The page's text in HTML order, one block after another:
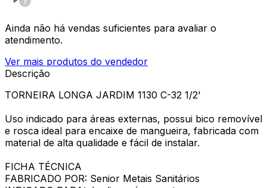
Ainda não há vendas suficientes para avaliar o
atendimento.
Ver mais produtos do vendedor
Descrição
TORNEIRA LONGA JARDIM 1130 C-32 1/2'
Uso indicado para áreas externas, possui bico removível
e rosca ideal para encaixe de mangueira, fabricada com
material de alta qualidade e fácil de instalar.
FICHA TÉCNICA
FABRICADO POR: Senior Metais Sanitários